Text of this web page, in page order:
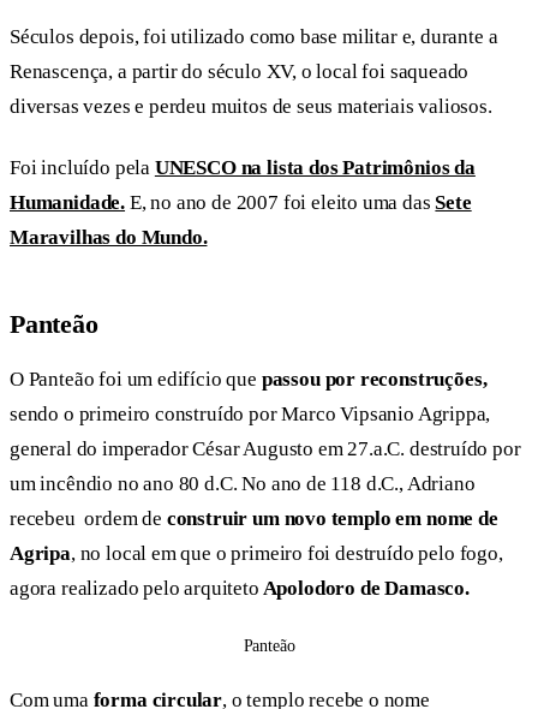
Séculos depois, foi utilizado como base militar e, durante a
Renascença, a partir do século XV, o local foi saqueado
diversas vezes e perdeu muitos de seus materiais valiosos.
Foi incluído pela UNESCO na lista dos Patrimônios da
Humanidade. E, no ano de 2007 foi eleito uma dasSete
Maravilhas do Mundo.
Panteão
O Panteão foi um edifício que passou por reconstruções,
sendo o primeiro construído por Marco Vipsanio Agrippa,
general do imperador César Augusto em 27.a.C. destruído por
um incêndio no ano 80 d.C. No ano de 118 d.C., Adriano
recebeu ordem de construir um novo templo em nome de
Agripa, no local em que o primeiro foi destruído pelo fogo,
agora realizado pelo arquiteto Apolodoro de Damasco.
Panteão
Com uma forma circular, o templo recebe o nome